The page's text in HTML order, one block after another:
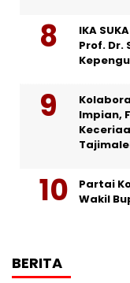
IKA
Prof. Dr.
Impian,
Partai
Wakil
BERITA